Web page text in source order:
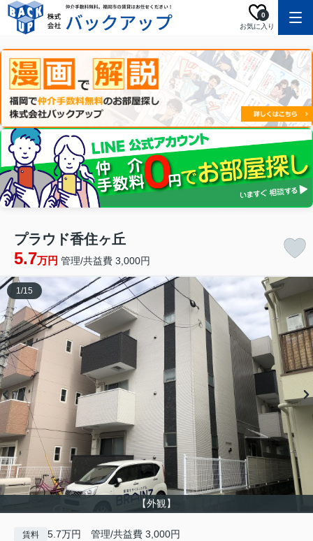
お気に入り
0
プラウド香住ヶ丘
5.7万円 管理/共益費 3,000円
【外観】
1/15
賃料 5.7万円 管理/共益費 3,000円